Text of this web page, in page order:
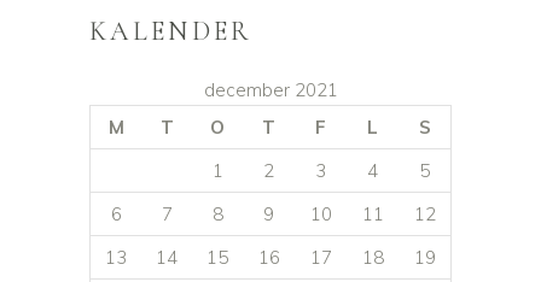
KALENDER
december 2021
M
T O T F L
S
1
2 3 4
5
6
7 8 9 10 11
12
13
14 15 16 17 18
19